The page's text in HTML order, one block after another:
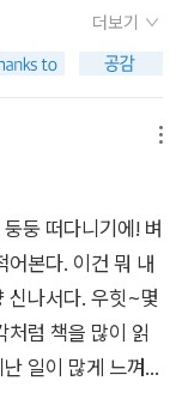
벡 시내에는 아직
마스 만 집안의 소
며 여행한 적이 있
유명한 독일의 항
운지 모른답니다.
마스 만의 작품 속
에 대한 이야기가
지 못한 독자들의
장을 지냈던 아버
말의 군국주의적이
아우라를 느꼈다.
말 압권이었다. 2.
래드의 작품에 관심
잠자냥님과 쿨캣님
스 설터온라인 우
니까 평이 좋았었
스 만열린책들 세계
한 관심이 생겼다.
는 폴스타프님의
야 겠다. 8. 여인들
9. 세가지 이야기 :
더보기
둥 떠다니기에! 벼
어본다. 이건 뭐 내
신나서다. 우힛~몇
처럼 책을 많이 읽
일이 많게 느껴지